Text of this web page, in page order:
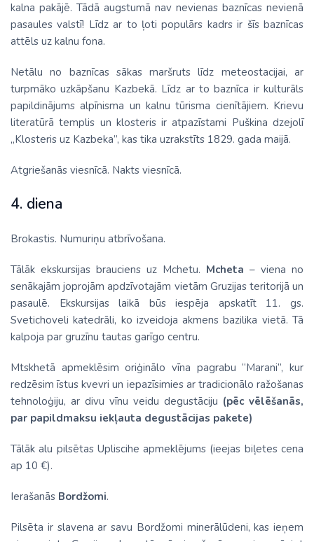
kalna pakājē. Tādā augstumā nav nevienas baznīcas nevienā
pasaules valstī! Līdz ar to ļoti populārs kadrs ir šīs baznīcas
attēls uz kalnu fona.
Netālu no baznīcas sākas maršruts līdz meteostacijai, ar
turpmāko uzkāpšanu Kazbekā. Līdz ar to baznīca ir kulturāls
papildinājums alpīnisma un kalnu tūrisma cienītājiem. Krievu
literatūrā templis un klosteris ir atpazīstami Puškina dzejolī
„Klosteris uz Kazbeka”, kas tika uzrakstīts 1829. gada maijā.
Atgriešanās viesnīcā. Nakts viesnīcā.
4. diena
Brokastis. Numuriņu atbrīvošana.
Tālāk ekskursijas brauciens uz Mchetu. Mcheta – viena no
senākajām joprojām apdzīvotajām vietām Gruzijas teritorijā un
pasaulē. Ekskursijas laikā būs iespēja apskatīt 11. gs.
Svetichoveli katedrāli, ko izveidoja akmens bazilika vietā. Tā
kalpoja par gruzīnu tautas garīgo centru.
Mtskhetā apmeklēsim oriģinālo vīna pagrabu “Marani”, kur
redzēsim īstus kvevri un iepazīsimies ar tradicionālo ražošanas
tehnoloģiju, ar divu vīnu veidu degustāciju (pēc vēlēšanās,
par papildmaksu iekļauta degustācijas pakete)
Tālāk alu pilsētas Upliscihe apmeklējums (ieejas biļetes cena
ap 10 €).
Ierašanās Bordžomi.
Pilsēta ir slavena ar savu Bordžomi minerālūdeni, kas ieņem